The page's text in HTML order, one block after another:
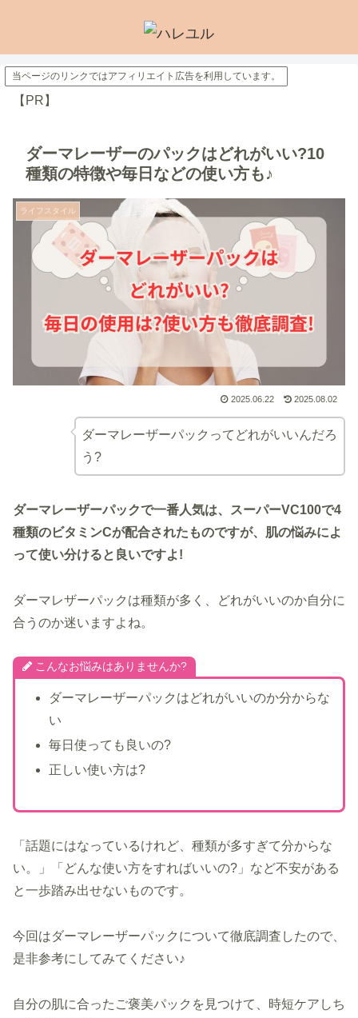
当ページのリンクではアフィリエイト広告を利用しています。
【PR】
ダーマレーザーのパックはどれがいい?10
種類の特徴や毎日などの使い方も♪
ライフスタイル
2025.06.22 2025.08.02
ダーマレーザーパックってどれがいいんだろ
う?
ダーマレーザーパックで一番人気は、スーパーVC100で4
種類のビタミンCが配合されたものですが、肌の悩みによ
って使い分けると良いですよ!
ダーマレザーパックは種類が多く、どれがいいのか自分に
合うのか迷いますよね。
こんなお悩みはありませんか?
ダーマレーザーパックはどれがいいのか分からな
い
毎日使っても良いの?
正しい使い方は?
「話題にはなっているけれど、種類が多すぎて分からな
い。」「どんな使い方をすればいいの?」など不安がある
と一歩踏み出せないものです。
今回はダーマレーザーパックについて徹底調査したので、
是非参考にしてみてください♪
自分の肌に合ったご褒美パックを見つけて、時短ケアしち